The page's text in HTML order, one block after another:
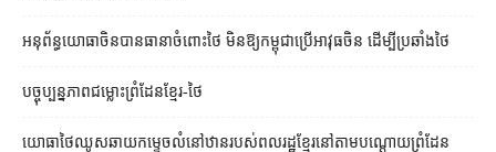
អនុព័ន្ធយោធាចិនបានធានាចំពោះថៃ មិនឱ្យកម្ពុជាប្រើអាវុធចិន ដើម្បីប្រឆាំងថៃ
បច្ចុប្បន្នភាពជម្លោះព្រំដែនខ្មែរ-ថៃ
យោធាថៃឈូសឆាយកម្ទេចលំនៅឋានរបស់ពលរដ្ឋខ្មែរនៅតាមបណ្ដោយព្រំដែន